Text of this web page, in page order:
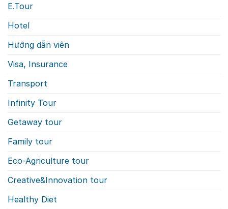
E.Tour
Hotel
Hướng dẫn viên
Visa, Insurance
Transport
Infinity Tour
Getaway tour
Family tour
Eco-Agriculture tour
Creative&Innovation tour
Healthy Diet